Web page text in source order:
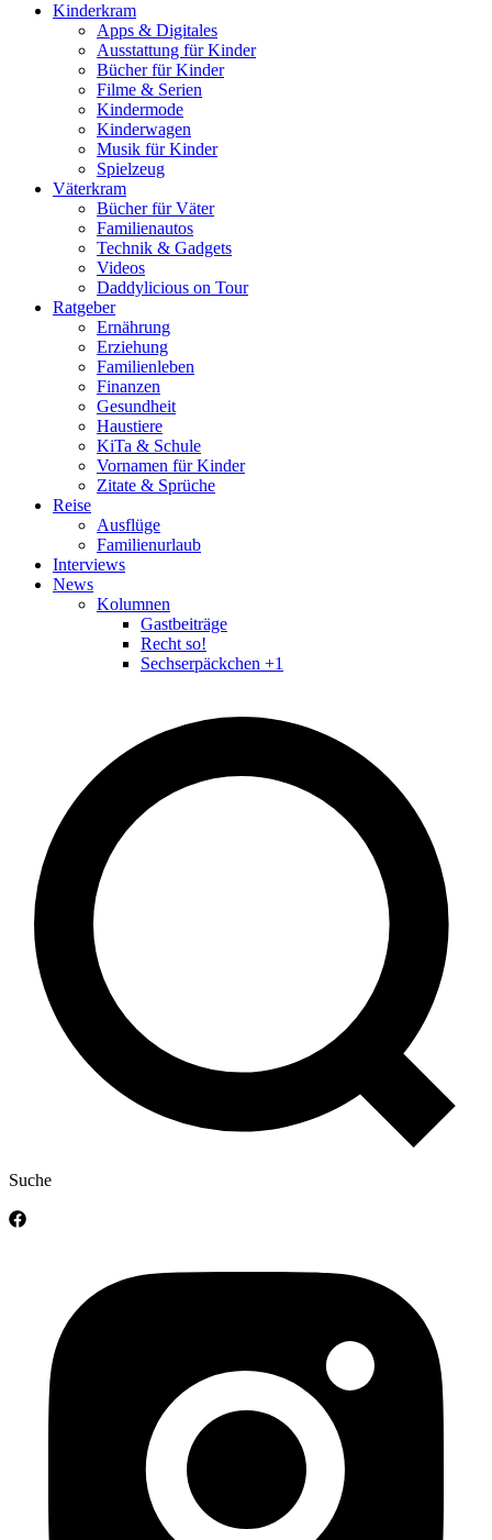
Kinderkram
Apps & Digitales
Ausstattung für Kinder
Bücher für Kinder
Filme & Serien
Kindermode
Kinderwagen
Musik für Kinder
Spielzeug
Väterkram
Bücher für Väter
Familienautos
Technik & Gadgets
Videos
Daddylicious on Tour
Ratgeber
Ernährung
Erziehung
Familienleben
Finanzen
Gesundheit
Haustiere
KiTa & Schule
Vornamen für Kinder
Zitate & Sprüche
Reise
Ausflüge
Familienurlaub
Interviews
News
Kolumnen
Gastbeiträge
Recht so!
Sechserpäckchen +1
Suche